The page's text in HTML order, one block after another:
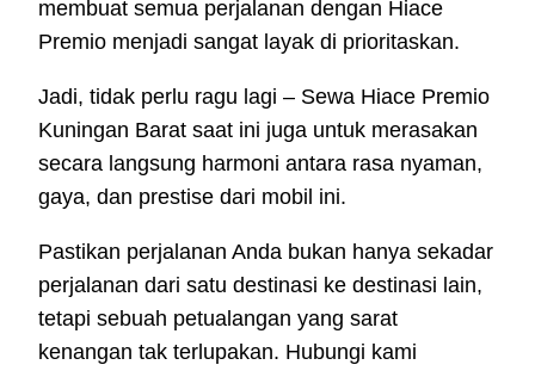
membuat semua perjalanan dengan Hiace
Premio menjadi sangat layak di prioritaskan.
Jadi, tidak perlu ragu lagi – Sewa Hiace Premio
Kuningan Barat saat ini juga untuk merasakan
secara langsung harmoni antara rasa nyaman,
gaya, dan prestise dari mobil ini.
Pastikan perjalanan Anda bukan hanya sekadar
perjalanan dari satu destinasi ke destinasi lain,
tetapi sebuah petualangan yang sarat
kenangan tak terlupakan. Hubungi kami